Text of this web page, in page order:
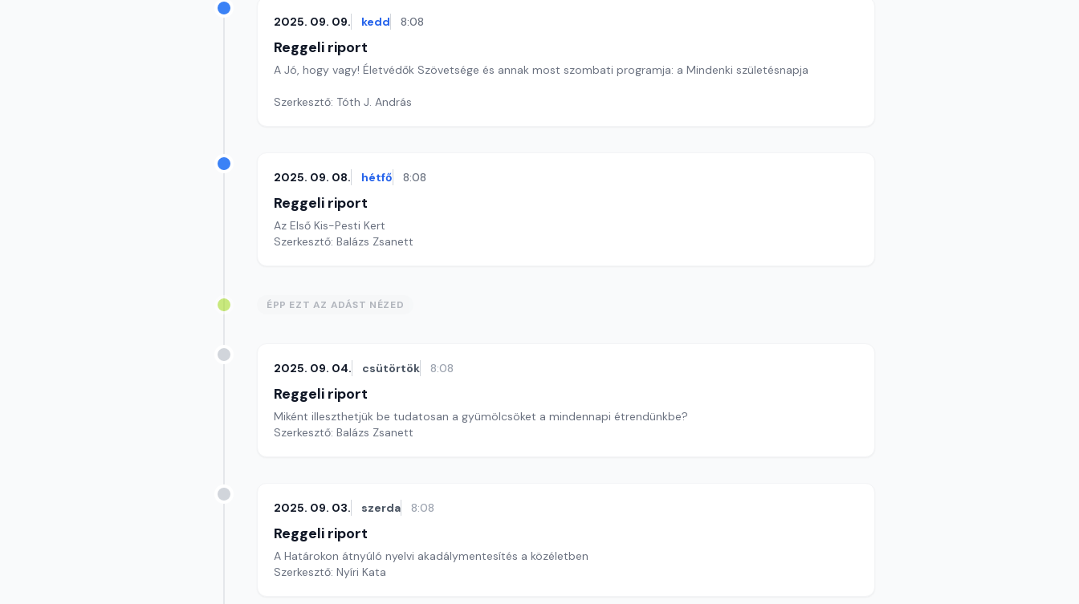
2025. 09. 09. kedd 8:08
Reggeli riport
A Jó, hogy vagy! Életvédők Szövetsége és annak most szombati programja: a Mindenki születésnapja
Szerkesztő: Tóth J. András
2025. 09. 08. hétfő 8:08
Reggeli riport
Az Első Kis-Pesti Kert
Szerkesztő: Balázs Zsanett
ÉPP EZT AZ ADÁST NÉZED
2025. 09. 04. csütörtök 8:08
Reggeli riport
Miként illeszthetjük be tudatosan a gyümölcsöket a mindennapi étrendünkbe?
Szerkesztő: Balázs Zsanett
2025. 09. 03. szerda 8:08
Reggeli riport
A Határokon átnyúló nyelvi akadálymentesítés a közéletben
Szerkesztő: Nyíri Kata